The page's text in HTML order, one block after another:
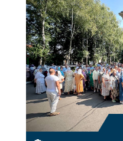
допомоги, миру,
благословенних
архіпастирському